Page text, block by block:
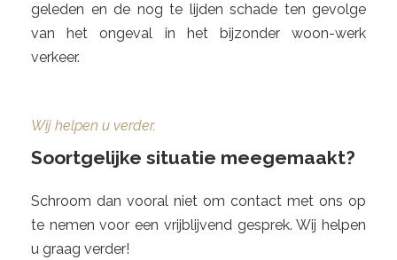
geleden en de nog te lijden schade ten gevolge
van het ongeval in het bijzonder woon-werk
verkeer.
Wij helpen u verder.
Soortgelijke situatie meegemaakt?
Schroom dan vooral niet om contact met ons op
te nemen voor een vrijblijvend gesprek. Wij helpen
u graag verder!